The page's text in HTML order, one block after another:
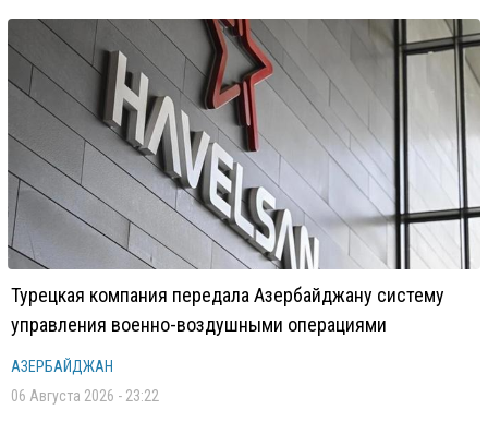
Турецкая компания передала Азербайджану систему
управления военно-воздушными операциями
АЗЕРБАЙДЖАН
06 Августа 2026 - 23:22